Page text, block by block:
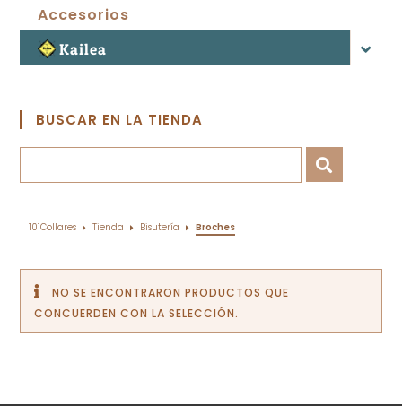
Accesorios
Kailea
BUSCAR EN LA TIENDA
101Collares Tienda Bisutería Broches
NO SE ENCONTRARON PRODUCTOS QUE
CONCUERDEN CON LA SELECCIÓN.